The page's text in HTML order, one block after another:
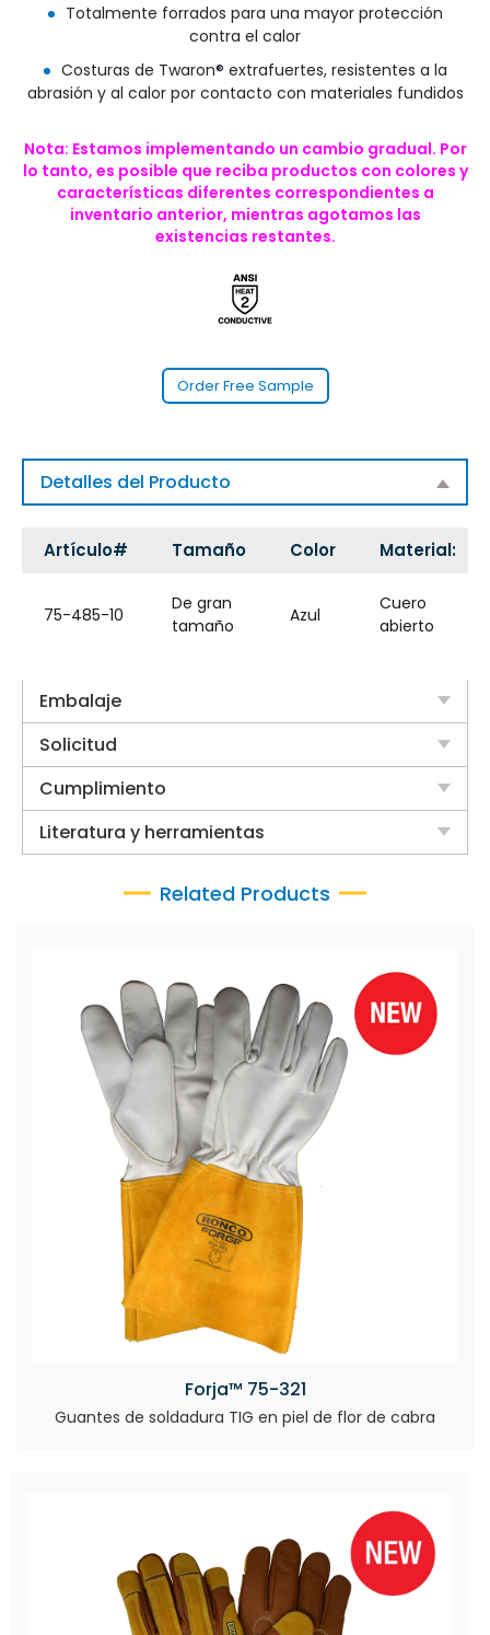
Totalmente forrados para una mayor protección
contra el calor
Costuras de Twaron® extrafuertes, resistentes a la
abrasión y al calor por contacto con materiales fundidos
Nota: Estamos implementando un cambio gradual. Por
lo tanto, es posible que reciba productos con colores y
características diferentes correspondientes a
inventario anterior, mientras agotamos las
existencias restantes.
Order Free Sample
Detalles del Producto
Artículo# Tamaño Color Material:
75-485-10
De gran
tamaño
Azul
Cuero
abierto
Embalaje
Solicitud
Cumplimiento
Literatura y herramientas
Related Products
Forja™ 75-321
Guantes de soldadura TIG en piel de flor de cabra